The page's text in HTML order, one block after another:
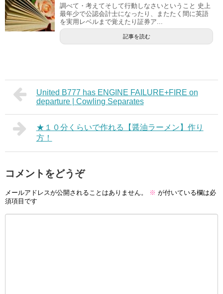
調べて・考えてそして行動しなさいということ 史上
最年少で公認会計士になったり、またたく間に英語
を実用レベルまで覚えたり証券ア...
記事を読む
United B777 has ENGINE FAILURE+FIRE on
departure | Cowling Separates
★１０分くらいで作れる【醤油ラーメン】作り
方！
コメントをどうぞ
メールアドレスが公開されることはありません。 ※ が付いている欄は必
須項目です